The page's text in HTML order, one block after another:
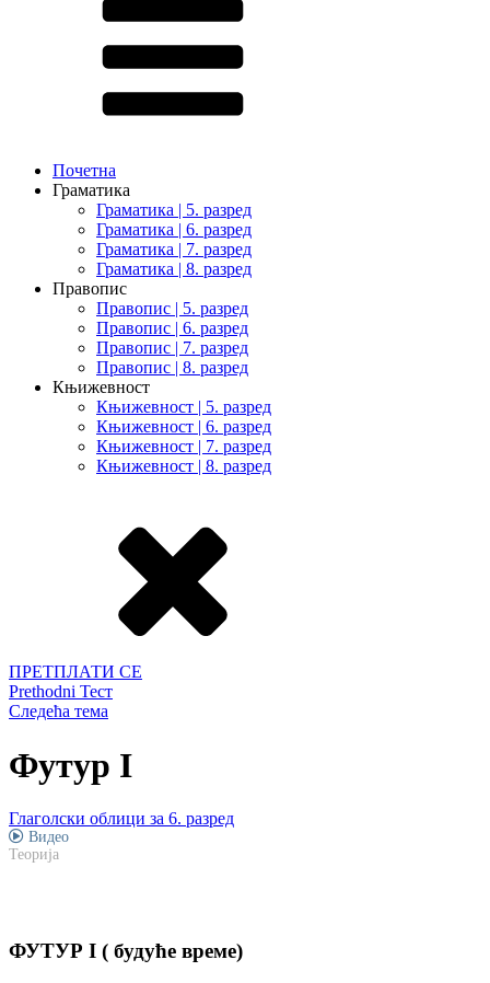
Почетна
Граматика
Граматика | 5. разред
Граматика | 6. разред
Граматика | 7. разред
Граматика | 8. разред
Правопис
Правопис | 5. разред
Правопис | 6. разред
Правопис | 7. разред
Правопис | 8. разред
Књижевност
Књижевност | 5. разред
Књижевност | 6. разред
Књижевност | 7. разред
Књижевност | 8. разред
ПРЕТПЛАТИ СЕ
Prethodni Тест
Следећа тема
Футур I
Глаголски облици за 6. разред
Видео
Теорија
ФУТУР I ( будуће време)